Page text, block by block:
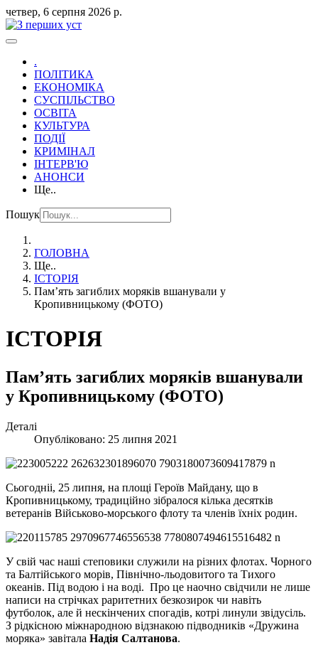
четвер, 6 серпня 2026 р.
.
ПОЛІТИКА
ЕКОНОМІКА
СУСПІЛЬСТВО
ОСВІТА
КУЛЬТУРА
ПОДІЇ
КРИМІНАЛ
ІНТЕРВ'Ю
АНОНСИ
Ще..
Пошук
ГОЛОВНА
Ще..
ІСТОРІЯ
Пам’ять загиблих моряків вшанували у
Кропивницькому (ФОТО)
ІСТОРІЯ
Пам’ять загиблих моряків вшанували
у Кропивницькому (ФОТО)
Деталі
Опубліковано: 25 липня 2021
Сьогодніі, 25 липня, на площі Героїв Майдану, що в
Кропивницькому, традиційно зібралося кілька десятків
ветеранів Військово-морського флоту та членів їхніх родин.
У свій час наші степовики служили на різних флотах. Чорного
та Балтійського морів, Північно-льодовитого та Тихого
океанів. Під водою і на воді. Про це наочно свідчили не лише
написи на стрічках раритетних безкозирок чи навіть
футболок, але й нескінчених спогадів, котрі линули звідусіль.
З рідкісною міжнародною відзнакою підводників «Дружина
моряка» завітала Надія Салтанова.